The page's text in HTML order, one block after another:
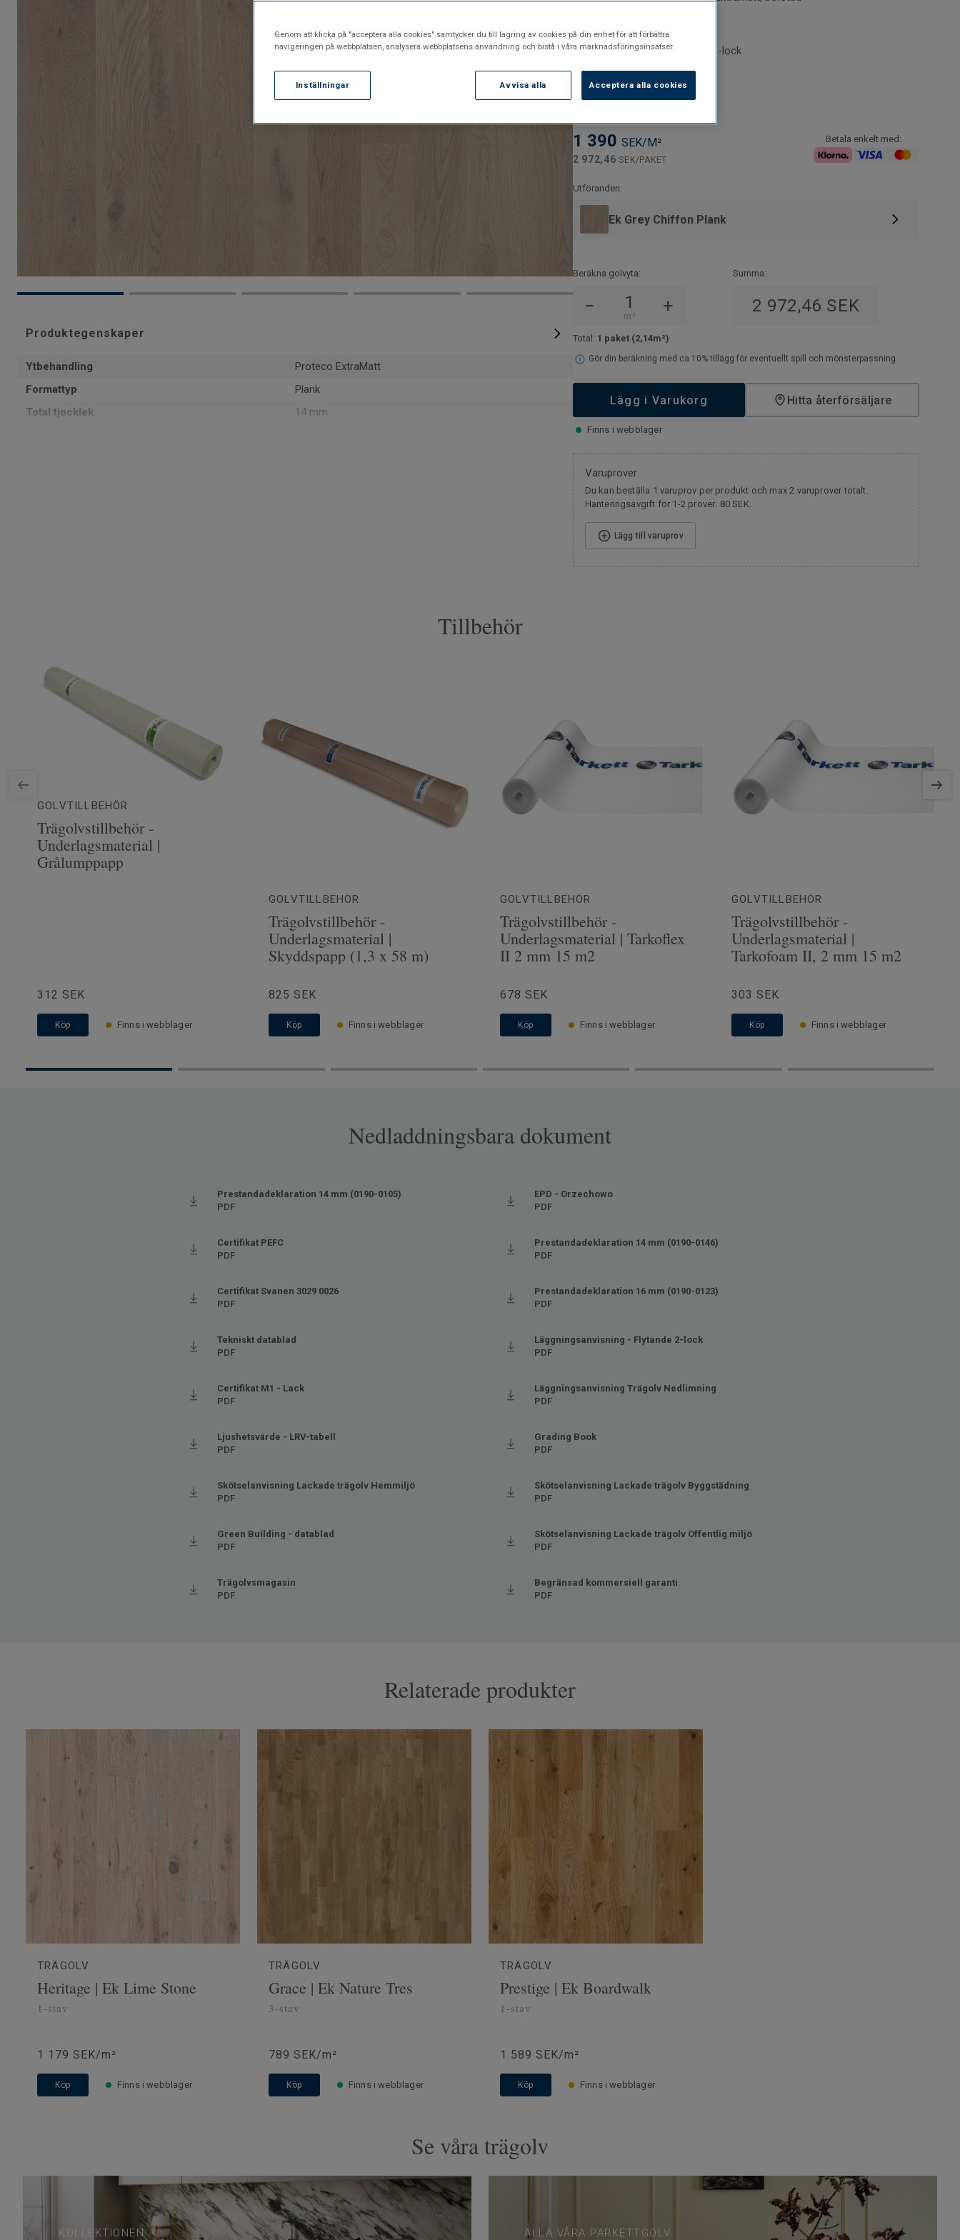
Produktegenskaper
Ytbehandling
Proteco ExtraMatt
Formattyp
Plank
Total tjocklek
14 mm
Kan läggas på golvvärme
Läggs med klicksystemet 2-lock
Artikelnummer:
7876125
1 390 SEK/M²
2 972,46SEK/PAKET
Betala enkelt med:
Utföranden:
Ek Grey Chiffon Plank
Beräkna golvyta:
− m² +
Summa:
2 972,46 SEK
Total: 1 paket (2,14m²)
Gör din beräkning med ca 10% tillägg för eventuellt spill och mönsterpassning.
Lägg i Varukorg Hitta återförsäljare
Finns i webblager
Varuprover
Du kan beställa 1 varuprov per produkt och max 2 varuprover totalt.
Hanteringsavgift för 1-2 prover: 80 SEK.
Lägg till varuprov
Tillbehör
GOLVTILLBEHÖR
Trägolvstillbehör -
Underlagsmaterial |
Grålumppapp
312 SEK
Köp Finns i webblager
GOLVTILLBEHÖR
Trägolvstillbehör -
Underlagsmaterial |
Skyddspapp (1,3 x 58 m)
825 SEK
Köp Finns i webblager
GOLVTILLBEHÖR
Trägolvstillbehör -
Underlagsmaterial | Tarkoflex
II 2 mm 15 m2
678 SEK
Köp Finns i webblager
GOLVTILLBEHÖR
Trägolvstillbehör -
Underlagsmaterial |
Tarkofoam II, 2 mm 15 m2
303 SEK
Köp Finns i webblager
Nedladdningsbara dokument
Prestandadeklaration 14 mm (0190-0105)
PDF
EPD - Orzechowo
PDF
Certifikat PEFC
PDF
Prestandadeklaration 14 mm (0190-0146)
PDF
Certifikat Svanen 3029 0026
PDF
Prestandadeklaration 16 mm (0190-0123)
PDF
Tekniskt datablad
PDF
Läggningsanvisning - Flytande 2-lock
PDF
Certifikat M1 - Lack
PDF
Läggningsanvisning Trägolv Nedlimning
PDF
Ljushetsvärde - LRV-tabell
PDF
Grading Book
PDF
Skötselanvisning Lackade trägolv Hemmiljö
PDF
Skötselanvisning Lackade trägolv Byggstädning
PDF
Green Building - datablad
PDF
Skötselanvisning Lackade trägolv Offentlig miljö
PDF
Trägolvsmagasin
PDF
Begränsad kommersiell garanti
PDF
Relaterade produkter
TRÄGOLV
Heritage | Ek Lime Stone
1-stav
1 179 SEK/m²
Köp Finns i webblager
TRÄGOLV
Grace | Ek Nature Tres
3-stav
789 SEK/m²
Köp Finns i webblager
TRÄGOLV
Prestige | Ek Boardwalk
1-stav
1 589 SEK/m²
Köp Finns i webblager
Se våra trägolv
KOLLEKTIONEN ALLA VÅRA PARKETTGOLV
Genom att klicka på "acceptera alla cookies" samtycker du till lagring av cookies på din enhet för att förbättra
navigeringen på webbplatsen, analysera webbplatsens användning och bistå i våra marknadsföringsinsatser.
Avvisa alla Acceptera alla cookies
Inställningar